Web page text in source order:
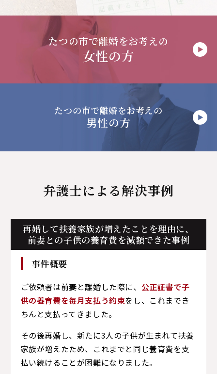
たつの市で離婚をお考えの
女性の方
たつの市で離婚をお考えの
男性の方
弁護士による解決事例
再婚して扶養家族が増えたことを理由に、
前妻との子供の養育費を減額できた事例
事件概要
ご依頼者は前妻と離婚した際に、 公正証書で子
供の養育費を毎月支払う約束をし、これまでき
ちんと支払ってきました。
その後再婚し、新たに3人の子供が生まれて扶養
家族が増えたため、これまでと同じ養育費を支
払い続けることが困難になりました。